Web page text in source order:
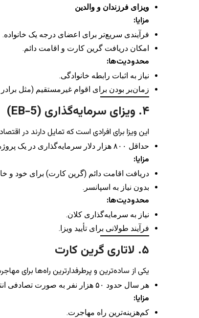
ویزای فرزندان و والدین
مزایا:
فرآیندی سریع‌تر برای اعضای درجه یک خانواده.
امکان دریافت گرین کارت و اقامت دائم.
محدودیت‌ها:
نیاز به اثبات رابطه خانوادگی.
زمان‌بر بودن برای اقوام غیرمستقیم (مثل برادر
۴. ویزای سرمایه‌گذاری (EB-5)
این ویزا برای افرادی است که تمایل دارند در
حداقل ۸۰۰ هزار دلار سرمایه‌گذاری در یک پروژه اقتصادی.
مزایا:
دریافت اقامت دائم (گرین کارت) برای خود و
بدون نیاز به اسپانسر.
محدودیت‌ها:
نیاز به سرمایه‌گذاری کلان.
فرآیند طولانی برای تأیید ویزا.
۵. لاتاری گرین کارت
یکی از ساده‌ترین و پرطرفدارترین راه‌ها برای
هر سال حدود ۵۰ هزار نفر به صورت تصادفی انتخاب می‌شوند.
مزایا:
کم‌هزینه‌ترین راه مهاجرت.